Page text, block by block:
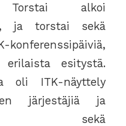
Torstai alkoi
ja torstai sekä
esitystä.
oli ITK-näyttely
järjestäjiä ja
sekä